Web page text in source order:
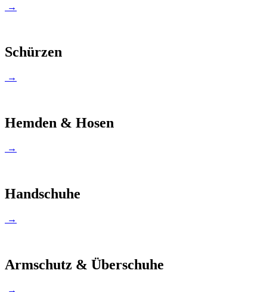
→
Schürzen
→
Hemden & Hosen
→
Handschuhe
→
Armschutz & Überschuhe
→